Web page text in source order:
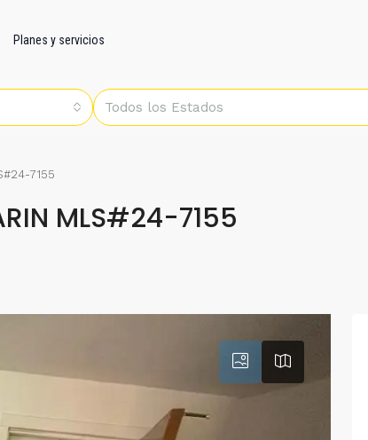
Planes y servicios
Todos los Estados
7155
MLS#24-7155